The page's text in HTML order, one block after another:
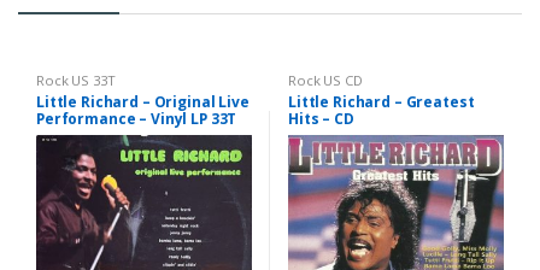
Rock US 33T
Little Richard – Original Live
Performance – Vinyl LP 33T
Rock US CD
Little Richard – Greatest
Hits – CD